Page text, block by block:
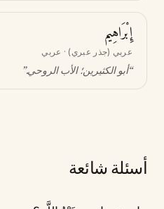
إِبْرَاهِيم
عربي (جذر عبري) · عربي
“أبو الكثيرين؛ الأب الروحي.”
أسئلة شائعة